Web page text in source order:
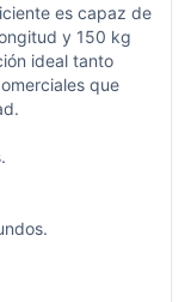
es capaz de
y 150 kg
ideal tanto
que